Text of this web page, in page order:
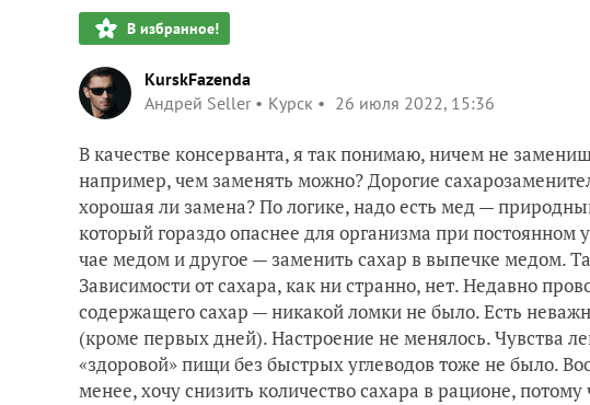
В избранное!
KurskFazenda
Андрей Seller
Курск 26 июля 2022, 15:36
В качестве консерванта, я так понимаю, ничем не
например, чем заменять можно? Дорогие
хорошая ли замена? По логике, надо есть мед —
который гораздо опаснее для организма при постоянном
чае медом и другое — заменить сахар в выпечке медом.
Зависимости от сахара, как ни странно, нет. Недавно
содержащего сахар — никакой ломки не было. Есть
(кроме первых дней). Настроение не менялось. Чувства
«здоровой» пищи без быстрых углеводов тоже не было.
менее, хочу снизить количество сахара в рационе,